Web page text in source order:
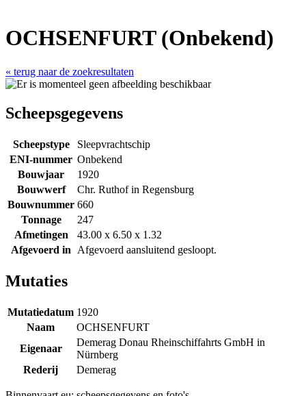
OCHSENFURT (Onbekend)
« terug naar de zoekresultaten
Scheepsgegevens
Scheepstype
Sleepvrachtschip
ENI-nummer Onbekend
Bouwjaar
1920
Bouwwerf
Chr. Ruthof in Regensburg
Bouwnummer 660
Tonnage
247
Afmetingen
43.00 x 6.50 x 1.32
Afgevoerd in
Afgevoerd aansluitend gesloopt.
Mutaties
Mutatiedatum 1920
Naam
OCHSENFURT
Eigenaar
Demerag Donau Rheinschiffahrts GmbH in
Nürnberg
Rederij
Demerag